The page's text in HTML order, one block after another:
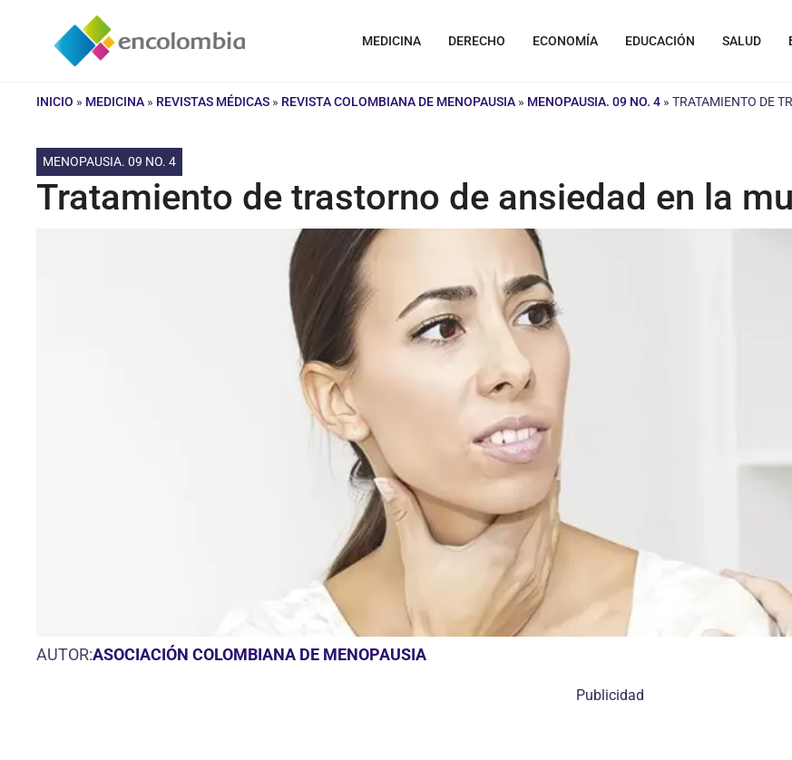
contenido
MEDICINA DERECHO ECONOMÍA EDUCACIÓN SALUD
INICIO » MEDICINA » REVISTAS MÉDICAS » REVISTA COLOMBIANA DE MENOPAUSIA » MENOPAUSIA. 09 NO. 4 » TRATAMIENTO DE
MENOPAUSIA. 09 NO. 4
Tratamiento de trastorno de ansiedad en la
AUTOR:ASOCIACIÓN COLOMBIANA DE MENOPAUSIA
Publicidad